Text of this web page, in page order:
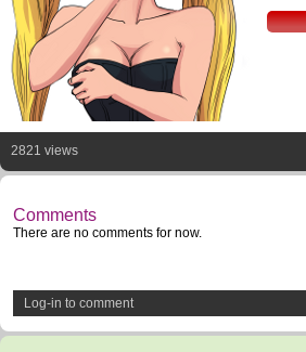
2821 views
Comments
There are no comments for now.
Log-in to comment